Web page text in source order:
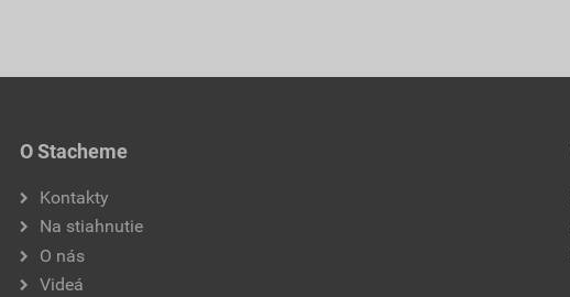
O Stacheme
Kontakty
Na stiahnutie
O nás
Videá